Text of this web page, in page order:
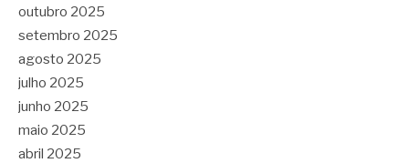
outubro 2025
setembro 2025
agosto 2025
julho 2025
junho 2025
maio 2025
abril 2025